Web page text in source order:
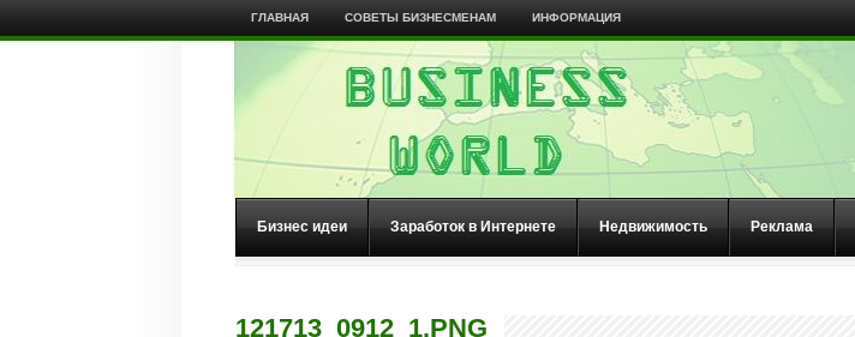
ГЛАВНАЯ СОВЕТЫ БИЗНЕСМЕНАМ ИНФОРМАЦИЯ
Бизнес идеи Заработок в Интернете Недвижимость Реклама
121713_0912_1.PNG